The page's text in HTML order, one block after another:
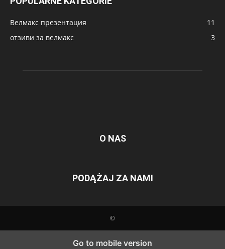
Велмакс презентация
11
отзиви за велмакс
3
O NAS
PODĄŻAJ ZA NAMI
©
Go to mobile version